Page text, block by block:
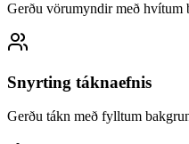
Gerðu vörumyndir með
Snyrting táknaefnis
Gerðu tákn með fylltum